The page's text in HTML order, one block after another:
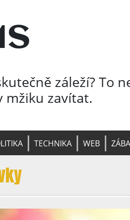
záleží? To
mžiku zavítat.
TECHNIKA WEB